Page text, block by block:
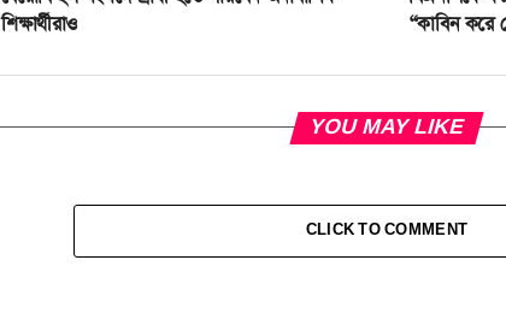
“কাবিন
শিক্ষার্থীরাও
YOU MAY LIKE
CLICK TO COMMENT